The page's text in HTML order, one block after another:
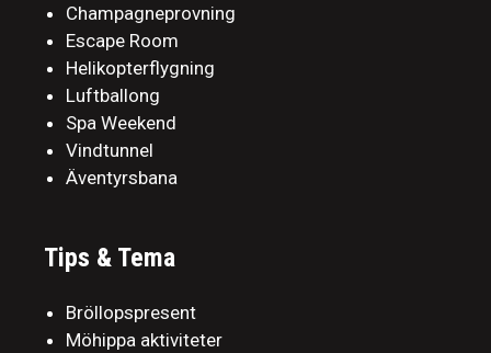
Champagneprovning
Escape Room
Helikopterflygning
Luftballong
Spa Weekend
Vindtunnel
Äventyrsbana
Tips & Tema
Bröllopspresent
Möhippa aktiviteter